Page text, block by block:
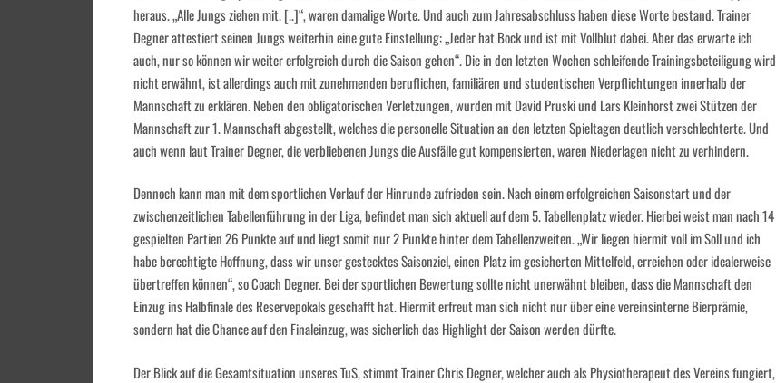
heraus. „Alle Jungs ziehen mit. [..]“, waren damalige Worte. Und auch zum Jahresabschluss haben diese Worte bestand. Trainer
Degner attestiert seinen Jungs weiterhin eine gute Einstellung: „Jeder hat Bock und ist mit Vollblut dabei. Aber das erwarte ich
auch, nur so können wir weiter erfolgreich durch die Saison gehen“. Die in den letzten Wochen schleifende Trainingsbeteiligung wird
nicht erwähnt, ist allerdings auch mit zunehmenden beruflichen, familiären und studentischen Verpflichtungen innerhalb der
Mannschaft zu erklären. Neben den obligatorischen Verletzungen, wurden mit David Pruski und Lars Kleinhorst zwei Stützen der
Mannschaft zur 1. Mannschaft abgestellt, welches die personelle Situation an den letzten Spieltagen deutlich verschlechterte. Und
auch wenn laut Trainer Degner, die verbliebenen Jungs die Ausfälle gut kompensierten, waren Niederlagen nicht zu verhindern.
Dennoch kann man mit dem sportlichen Verlauf der Hinrunde zufrieden sein. Nach einem erfolgreichen Saisonstart und der
zwischenzeitlichen Tabellenführung in der Liga, befindet man sich aktuell auf dem 5. Tabellenplatz wieder. Hierbei weist man nach 14
gespielten Partien 26 Punkte auf und liegt somit nur 2 Punkte hinter dem Tabellenzweiten. „Wir liegen hiermit voll im Soll und ich
habe berechtigte Hoffnung, dass wir unser gestecktes Saisonziel, einen Platz im gesicherten Mittelfeld, erreichen oder idealerweise
übertreffen können“, so Coach Degner. Bei der sportlichen Bewertung sollte nicht unerwähnt bleiben, dass die Mannschaft den
Einzug ins Halbfinale des Reservepokals geschafft hat. Hiermit erfreut man sich nicht nur über eine vereinsinterne Bierprämie,
sondern hat die Chance auf den Finaleinzug, was sicherlich das Highlight der Saison werden dürfte.
Der Blick auf die Gesamtsituation unseres TuS, stimmt Trainer Chris Degner, welcher auch als Physiotherapeut des Vereins fungiert,